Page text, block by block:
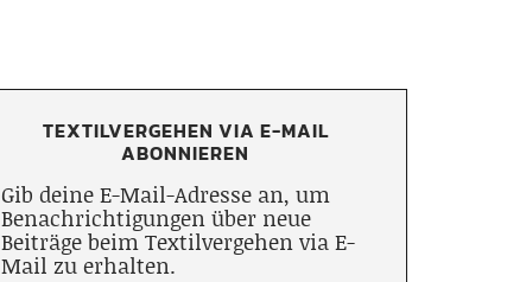
TEXTILVERGEHEN VIA E-MAIL
ABONNIEREN
Gib deine E-Mail-Adresse an, um
Benachrichtigungen über neue
Beiträge beim Textilvergehen via E-
Mail zu erhalten.